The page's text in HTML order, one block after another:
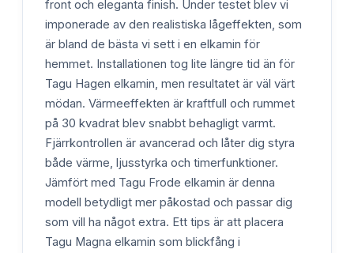
front och eleganta finish. Under testet blev vi
imponerade av den realistiska lågeffekten, som
är bland de bästa vi sett i en elkamin för
hemmet. Installationen tog lite längre tid än för
Tagu Hagen elkamin, men resultatet är väl värt
mödan. Värmeeffekten är kraftfull och rummet
på 30 kvadrat blev snabbt behagligt varmt.
Fjärrkontrollen är avancerad och låter dig styra
både värme, ljusstyrka och timerfunktioner.
Jämfört med Tagu Frode elkamin är denna
modell betydligt mer påkostad och passar dig
som vill ha något extra. Ett tips är att placera
Tagu Magna elkamin som blickfång i